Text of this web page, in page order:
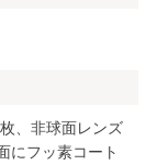
、非球面レンズ
にフッ素コート